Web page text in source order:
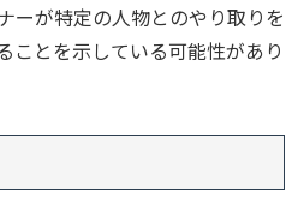
ーが特定の人物とのやり取りを
ことを示している可能性があり